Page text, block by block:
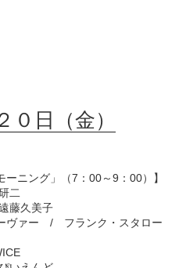
０日（金）
ーニング」（7：00～9：00）】
二
久美子
ヴァー / フランク・スタロー